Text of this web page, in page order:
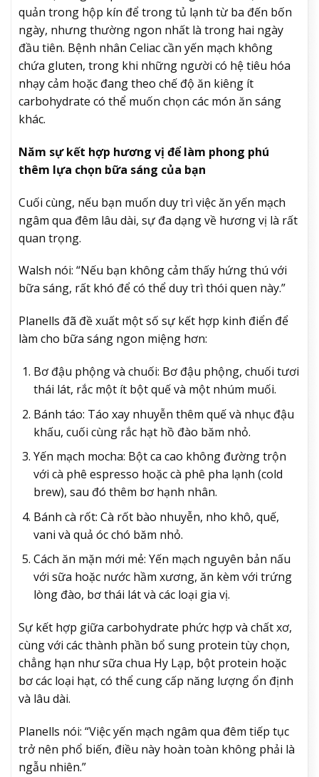
quản trong hộp kín để trong tủ lạnh từ ba đến bốn
ngày, nhưng thường ngon nhất là trong hai ngày
đầu tiên. Bệnh nhân Celiac cần yến mạch không
chứa gluten, trong khi những người có hệ tiêu hóa
nhạy cảm hoặc đang theo chế độ ăn kiêng ít
carbohydrate có thể muốn chọn các món ăn sáng
khác.
Năm sự kết hợp hương vị để làm phong phú
thêm lựa chọn bữa sáng của bạn
Cuối cùng, nếu bạn muốn duy trì việc ăn yến mạch
ngâm qua đêm lâu dài, sự đa dạng về hương vị là rất
quan trọng.
Walsh nói: “Nếu bạn không cảm thấy hứng thú với
bữa sáng, rất khó để có thể duy trì thói quen này.”
Planells đã đề xuất một số sự kết hợp kinh điển để
làm cho bữa sáng ngon miệng hơn:
Bơ đậu phộng và chuối: Bơ đậu phộng, chuối tươi
thái lát, rắc một ít bột quế và một nhúm muối.
Bánh táo: Táo xay nhuyễn thêm quế và nhục đậu
khấu, cuối cùng rắc hạt hồ đào băm nhỏ.
Yến mạch mocha: Bột ca cao không đường trộn
với cà phê espresso hoặc cà phê pha lạnh (cold
brew), sau đó thêm bơ hạnh nhân.
Bánh cà rốt: Cà rốt bào nhuyễn, nho khô, quế,
vani và quả óc chó băm nhỏ.
Cách ăn mặn mới mẻ: Yến mạch nguyên bản nấu
với sữa hoặc nước hầm xương, ăn kèm với trứng
lòng đào, bơ thái lát và các loại gia vị.
Sự kết hợp giữa carbohydrate phức hợp và chất xơ,
cùng với các thành phần bổ sung protein tùy chọn,
chẳng hạn như sữa chua Hy Lạp, bột protein hoặc
bơ các loại hạt, có thể cung cấp năng lượng ổn định
và lâu dài.
Planells nói: “Việc yến mạch ngâm qua đêm tiếp tục
trở nên phổ biến, điều này hoàn toàn không phải là
ngẫu nhiên.”